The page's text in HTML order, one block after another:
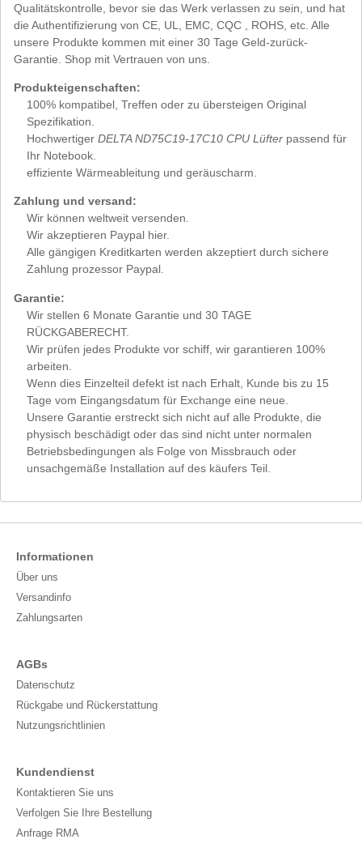
Qualitätskontrolle, bevor sie das Werk verlassen zu sein, und hat
die Authentifizierung von CE, UL, EMC, CQC , ROHS, etc. Alle
unsere Produkte kommen mit einer 30 Tage Geld-zurück-
Garantie. Shop mit Vertrauen von uns.
Produkteigenschaften:
100% kompatibel, Treffen oder zu übersteigen Original
Spezifikation.
Hochwertiger DELTA ND75C19-17C10 CPU Lüfter passend für
Ihr Notebook.
effiziente Wärmeableitung und geräuscharm.
Zahlung und versand:
Wir können weltweit versenden.
Wir akzeptieren Paypal hier.
Alle gängigen Kreditkarten werden akzeptiert durch sichere
Zahlung prozessor Paypal.
Garantie:
Wir stellen 6 Monate Garantie und 30 TAGE
RÜCKGABERECHT.
Wir prüfen jedes Produkte vor schiff, wir garantieren 100%
arbeiten.
Wenn dies Einzelteil defekt ist nach Erhalt, Kunde bis zu 15
Tage vom Eingangsdatum für Exchange eine neue.
Unsere Garantie erstreckt sich nicht auf alle Produkte, die
physisch beschädigt oder das sind nicht unter normalen
Betriebsbedingungen als Folge von Missbrauch oder
unsachgemäße Installation auf des käufers Teil.
Informationen
Über uns
Versandinfo
Zahlungsarten
AGBs
Datenschutz
Rückgabe und Rückerstattung
Nutzungsrichtlinien
Kundendienst
Kontaktieren Sie uns
Verfolgen Sie Ihre Bestellung
Anfrage RMA